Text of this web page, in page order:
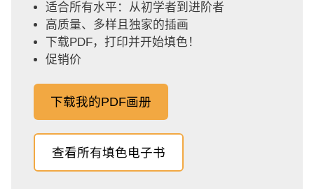
适合所有水平：从初学者到进阶者
高质量、多样且独家的插画
下载PDF，打印并开始填色！
促销价
下载我的PDF画册
查看所有填色电子书